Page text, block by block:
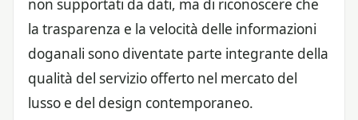
non supportati da dati, ma di riconoscere che
la trasparenza e la velocità delle informazioni
doganali sono diventate parte integrante della
qualità del servizio offerto nel mercato del
lusso e del design contemporaneo.